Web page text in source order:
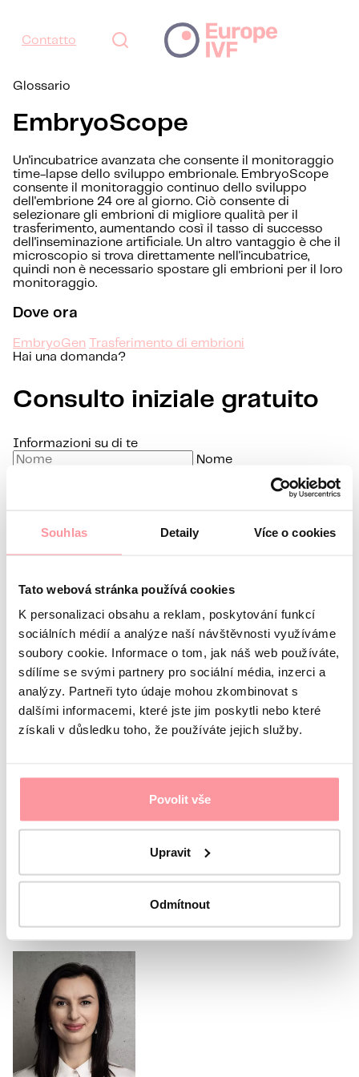
Souhlas Detaily Více o cookies
Tato webová stránka používá cookies
K personalizaci obsahu a reklam, poskytování funkcí
sociálních médií a analýze naší návštěvnosti využíváme
soubory cookie. Informace o tom, jak náš web používáte,
sdílíme se svými partnery pro sociální média, inzerci a
analýzy. Partneři tyto údaje mohou zkombinovat s
dalšími informacemi, které jste jim poskytli nebo které
získali v důsledku toho, že používáte jejich služby.
Povolit vše
Upravit
Odmítnout
Contatto
Glossario
EmbryoScope
Un'incubatrice avanzata che consente il monitoraggio
time-lapse dello sviluppo embrionale. EmbryoScope
consente il monitoraggio continuo dello sviluppo
dell'embrione 24 ore al giorno. Ciò consente di
selezionare gli embrioni di migliore qualità per il
trasferimento, aumentando così il tasso di successo
dell'inseminazione artificiale. Un altro vantaggio è che il
microscopio si trova direttamente nell'incubatrice,
quindi non è necessario spostare gli embrioni per il loro
monitoraggio.
Dove ora
EmbryoGen
Trasferimento di embrioni
Hai una domanda?
Consulto iniziale gratuito
Informazioni su di te
Nome
Lingua preferita
Qual è la tua domanda? La comunicazione è la più
Tutte le comunicazioni sono crittografate
modulo non può essere inviato senza il tuo consenso
Oppure chiama il nostro
coordinatore